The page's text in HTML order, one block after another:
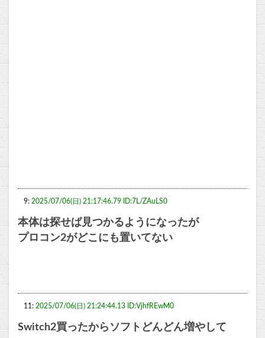
9: 2025/07/06(日) 21:17:46.79 ID:7L/ZAuLS0
本体は探せば見つかるようになったが
プロコン2がどこにも置いてない
11: 2025/07/06(日) 21:24:44.13 ID:VjhfREwM0
Switch2買ったからソフトどんどん増やして